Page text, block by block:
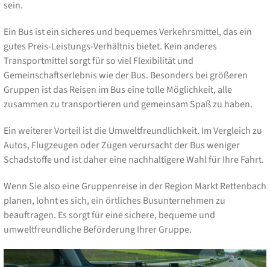
sein.
Ein Bus ist ein sicheres und bequemes Verkehrsmittel, das ein
gutes Preis-Leistungs-Verhältnis bietet. Kein anderes
Transportmittel sorgt für so viel Flexibilität und
Gemeinschaftserlebnis wie der Bus. Besonders bei größeren
Gruppen ist das Reisen im Bus eine tolle Möglichkeit, alle
zusammen zu transportieren und gemeinsam Spaß zu haben.
Ein weiterer Vorteil ist die Umweltfreundlichkeit. Im Vergleich zu
Autos, Flugzeugen oder Zügen verursacht der Bus weniger
Schadstoffe und ist daher eine nachhaltigere Wahl für Ihre Fahrt.
Wenn Sie also eine Gruppenreise in der Region Markt Rettenbach
planen, lohnt es sich, ein örtliches Busunternehmen zu
beauftragen. Es sorgt für eine sichere, bequeme und
umweltfreundliche Beförderung Ihrer Gruppe.